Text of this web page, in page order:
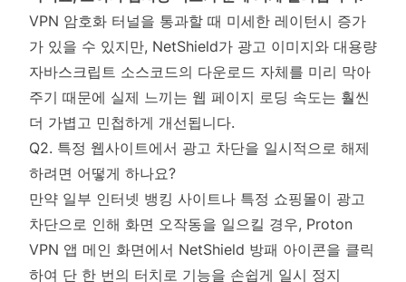
VPN 암호화 터널을 통과할 때 미세한 레이턴시 증가
가 있을 수 있지만, NetShield가 광고 이미지와 대용량
자바스크립트 소스코드의 다운로드 자체를 미리 막아
주기 때문에 실제 느끼는 웹 페이지 로딩 속도는 훨씬
더 가볍고 민첩하게 개선됩니다.
Q2. 특정 웹사이트에서 광고 차단을 일시적으로 해제
하려면 어떻게 하나요?
만약 일부 인터넷 뱅킹 사이트나 특정 쇼핑몰이 광고
차단으로 인해 화면 오작동을 일으킬 경우, Proton
VPN 앱 메인 화면에서 NetShield 방패 아이콘을 클릭
하여 단 한 번의 터치로 기능을 손쉽게 일시 정지